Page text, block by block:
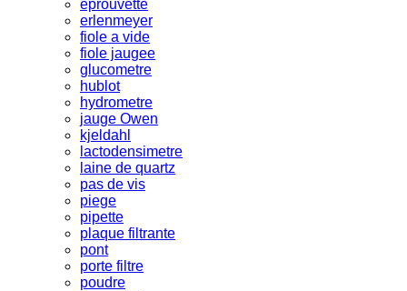
eprouvette
erlenmeyer
fiole a vide
fiole jaugee
glucometre
hublot
hydrometre
jauge Owen
kjeldahl
lactodensimetre
laine de quartz
pas de vis
piege
pipette
plaque filtrante
pont
porte filtre
poudre